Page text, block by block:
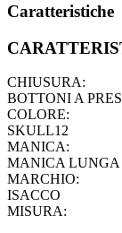
Caratteristiche
CHIUSURA:
BOTTONI A
COLORE:
SKULL12
MANICA:
MANICA LUNGA
MARCHIO:
ISACCO
MISURA: